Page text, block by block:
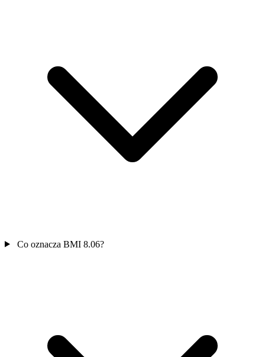
Co oznacza BMI 8.06?